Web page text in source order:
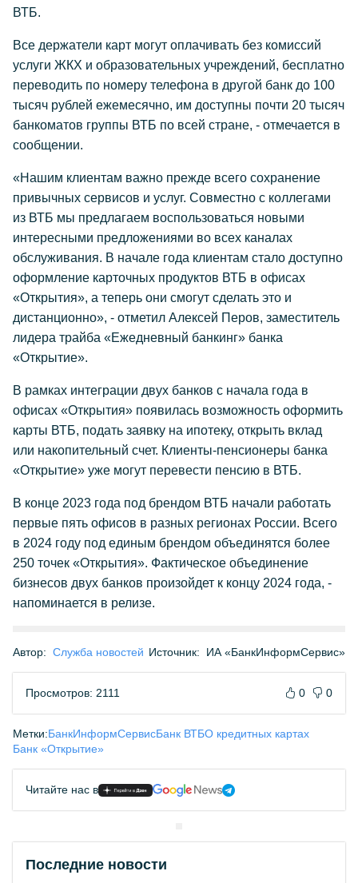
ВТБ.
Все держатели карт могут оплачивать без комиссий
услуги ЖКХ и образовательных учреждений, бесплатно
переводить по номеру телефона в другой банк до 100
тысяч рублей ежемесячно, им доступны почти 20 тысяч
банкоматов группы ВТБ по всей стране, - отмечается в
сообщении.
«Нашим клиентам важно прежде всего сохранение
привычных сервисов и услуг. Совместно с коллегами
из ВТБ мы предлагаем воспользоваться новыми
интересными предложениями во всех каналах
обслуживания. В начале года клиентам стало доступно
оформление карточных продуктов ВТБ в офисах
«Открытия», а теперь они смогут сделать это и
дистанционно», - отметил Алексей Перов, заместитель
лидера трайба «Ежедневный банкинг» банка
«Открытие».
В рамках интеграции двух банков с начала года в
офисах «Открытия» появилась возможность оформить
карты ВТБ, подать заявку на ипотеку, открыть вклад
или накопительный счет. Клиенты-пенсионеры банка
«Открытие» уже могут перевести пенсию в ВТБ.
В конце 2023 года под брендом ВТБ начали работать
первые пять офисов в разных регионах России. Всего
в 2024 году под единым брендом объединятся более
250 точек «Открытия». Фактическое объединение
бизнесов двух банков произойдет к концу 2024 года, -
напоминается в релизе.
Автор: Служба новостей Источник: ИА «БанкИнформСервис»
Просмотров: 2111 0 0
Метки:БанкИнформСервисБанк ВТБО кредитных картах
Банк «Открытие»
Читайте нас в
Последние новости